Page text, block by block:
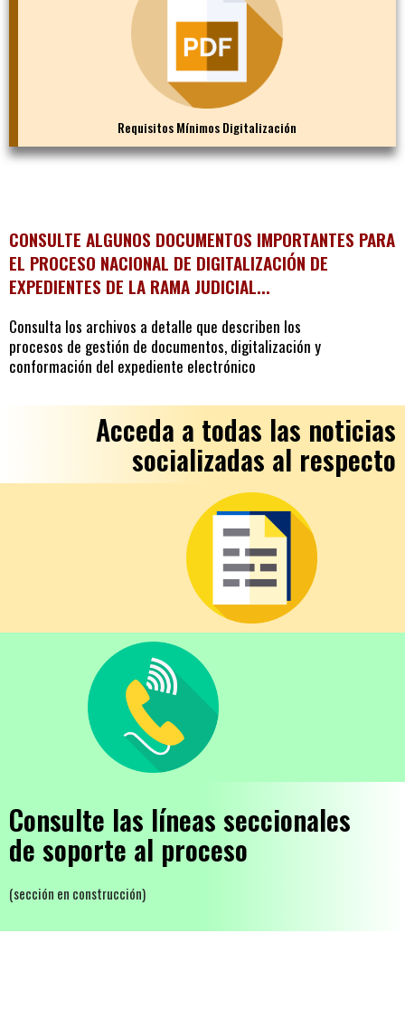
Requisitos Mínimos Digitalización
CONSULTE ALGUNOS DOCUMENTOS IMPORTANTES PARA
EL PROCESO NACIONAL DE DIGITALIZACIÓN DE
EXPEDIENTES DE LA RAMA JUDICIAL...
Consulta los archivos a detalle que describen los
procesos de gestión de documentos, digitalización y
conformación del expediente electrónico
Acceda a todas las noticias
socializadas al respecto
Consulte las líneas seccionales
de soporte al proceso
(sección en construcción)